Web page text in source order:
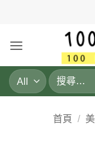
搜
尋
鍵
首頁 /